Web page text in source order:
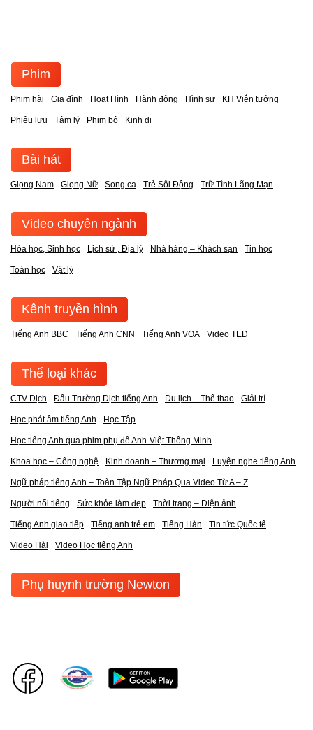
Phim
Phim hài Gia đình Hoạt Hình Hành động Hình sự KH Viễn tưởng
Phiêu lưu Tâm lý Phim bộ Kinh dị
Bài hát
Giọng Nam Giọng Nữ Song ca Trẻ Sôi Động Trữ Tình Lãng Mạn
Video chuyên ngành
Hóa học, Sinh học Lịch sử , Địa lý Nhà hàng – Khách sạn Tin học
Toán học Vật lý
Kênh truyền hình
Tiếng Anh BBC Tiếng Anh CNN Tiếng Anh VOA Video TED
Thể loại khác
CTV Dịch Đấu Trường Dịch tiếng Anh Du lịch – Thể thao Giải trí
Học phát âm tiếng Anh Học Tập
Học tiếng Anh qua phim phụ đề Anh-Việt Thông Minh
Khoa học – Công nghệ Kinh doanh – Thương mại Luyện nghe tiếng Anh
Ngữ pháp tiếng Anh – Toàn Tập Ngữ Pháp Qua Video Từ A – Z
Người nổi tiếng Sức khỏe làm đẹp Thời trang – Điện ảnh
Tiếng Anh giao tiếp Tiếng anh trẻ em Tiếng Hàn Tin tức Quốc tế
Video Hài Video Học tiếng Anh
Phụ huynh trường Newton